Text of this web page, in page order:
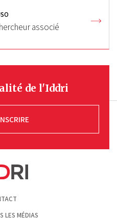
associé
de l'Iddri
LES MÉDIAS